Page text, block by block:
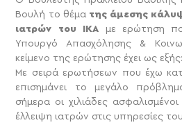
Βουλή το θέμα της άμεσης
ιατρών του ΙΚΑ με ερώτηση
Υπουργό Απασχόλησης &
κείμενο της ερώτησης έχει ως εξής:
Με σειρά ερωτήσεων που έχω
επισημάνει το μεγάλο
σήμερα οι χιλιάδες
έλλειψη ιατρών στις υπηρεσίες